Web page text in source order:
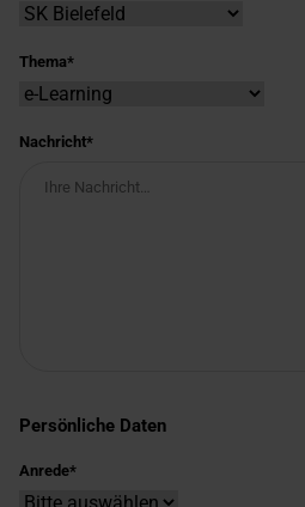
Thema
Nachricht
Persönliche Daten
Anrede